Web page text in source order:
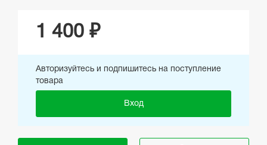
1 400 ₽
Авторизуйтесь и подпишитесь на поступление
товара
Вход